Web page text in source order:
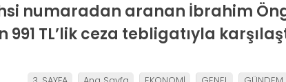
numaradan aranan İbrahim
TL’lik ceza tebligatıyla